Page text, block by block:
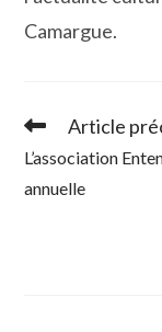
Camargue.
Read
articles
Article
L’association
annuelle